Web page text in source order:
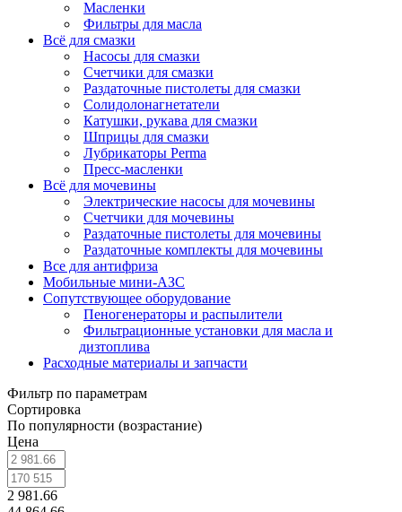
Масленки
Фильтры для масла
Всё для смазки
Насосы для смазки
Счетчики для смазки
Раздаточные пистолеты для смазки
Солидолонагнетатели
Катушки, рукава для смазки
Шприцы для смазки
Лубрикаторы Perma
Пресс-масленки
Всё для мочевины
Электрические насосы для мочевины
Счетчики для мочевины
Раздаточные пистолеты для мочевины
Раздаточные комплекты для мочевины
Все для антифриза
Мобильные мини-АЗС
Сопутствующее оборудование
Пеногенераторы и распылители
Фильтрационные установки для масла и
дизтоплива
Расходные материалы и запчасти
Фильтр по параметрам
Сортировка
По популярности (возрастание)
Цена
2 981.66